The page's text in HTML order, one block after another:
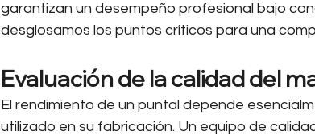
garantizan un desempeño profesional bajo
desglosamos los puntos críticos para una
Evaluación de la calidad del
El rendimiento de un puntal depende
utilizado en su fabricación. Un equipo de